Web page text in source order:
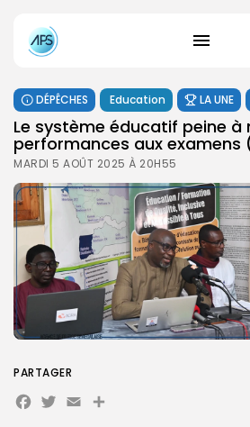
DÉPÊCHES Education LA UNE
Le système éducatif peine à
performances aux examens
MARDI 5 AOÛT 2025 À 20H55
PARTAGER
Facebook
Twitter
EmailPartager